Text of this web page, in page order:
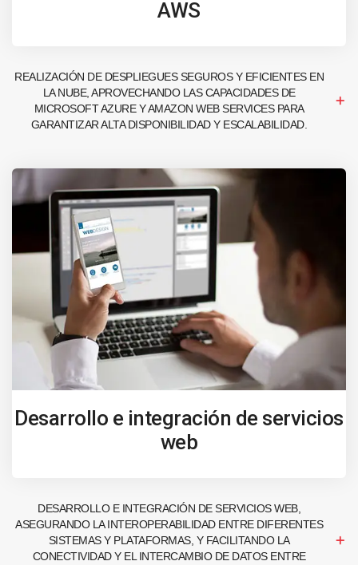
AWS
REALIZACIÓN DE DESPLIEGUES SEGUROS Y EFICIENTES EN
LA NUBE, APROVECHANDO LAS CAPACIDADES DE
MICROSOFT AZURE Y AMAZON WEB SERVICES PARA
GARANTIZAR ALTA DISPONIBILIDAD Y ESCALABILIDAD.
Desarrollo e integración de servicios
web
DESARROLLO E INTEGRACIÓN DE SERVICIOS WEB,
ASEGURANDO LA INTEROPERABILIDAD ENTRE DIFERENTES
SISTEMAS Y PLATAFORMAS, Y FACILITANDO LA
CONECTIVIDAD Y EL INTERCAMBIO DE DATOS ENTRE